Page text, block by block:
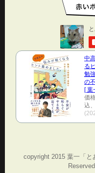
中
る
勉
の
[ 葉
価
込
copyright 2015 葉一「